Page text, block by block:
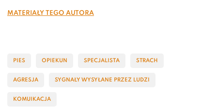
Materiały tego autora
PIES OPIEKUN SPECJALISTA STRACH
AGRESJA SYGNAŁY WYSYŁANE PRZEZ LUDZI
KOMUIKACJA